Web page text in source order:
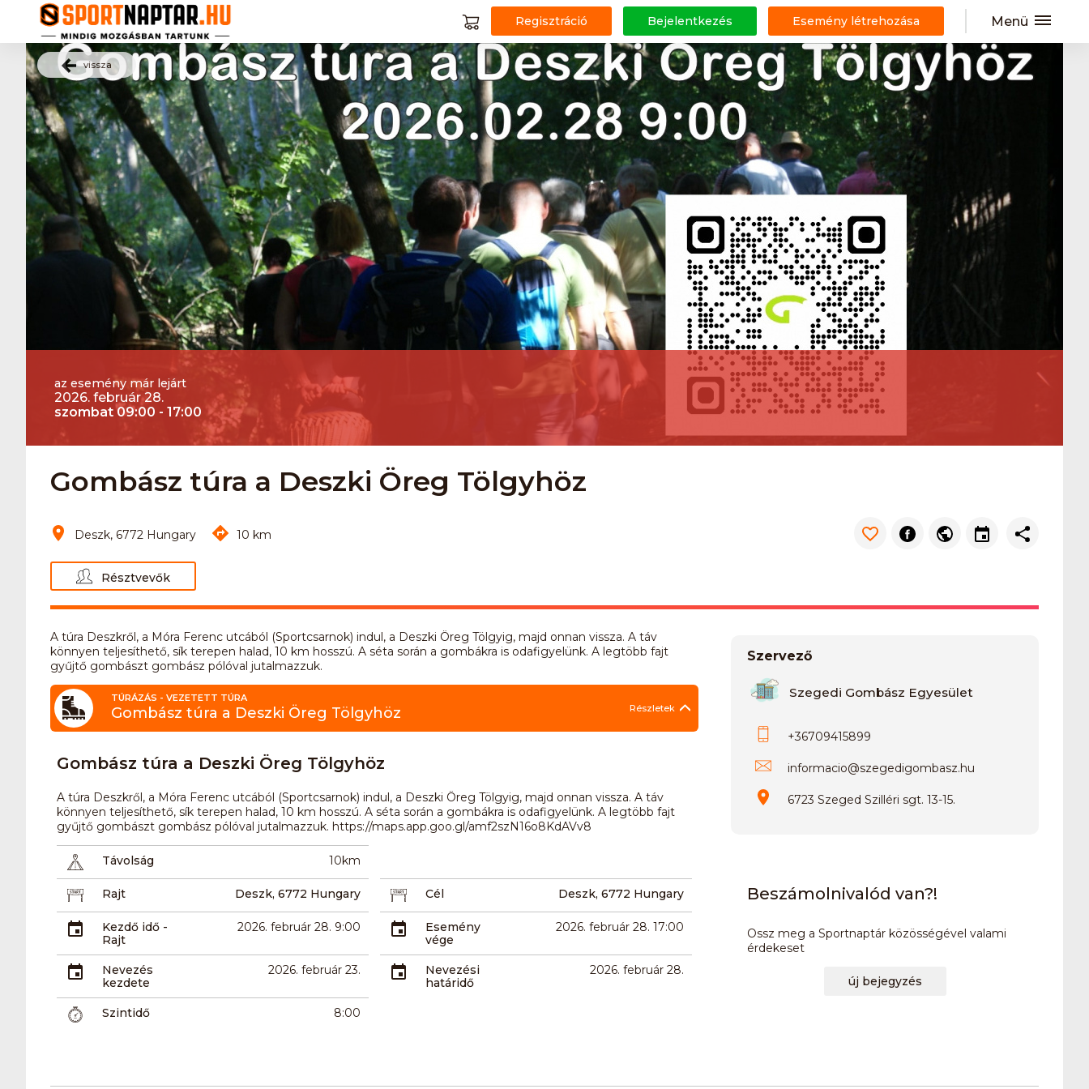
Regisztráció Bejelentkezés Esemény létrehozása Menü
vissza
az esemény már lejárt
2026. február 28.
szombat 09:00 - 17:00
Gombász túra a Deszki Öreg Tölgyhöz
Deszk, 6772 Hungary 10 km
Résztvevők
A túra Deszkről, a Móra Ferenc utcából (Sportcsarnok) indul, a Deszki Öreg Tölgyig, majd onnan vissza. A táv
könnyen teljesíthető, sík terepen halad, 10 km hosszú. A séta során a gombákra is odafigyelünk. A legtöbb fajt
gyűjtő gombászt gombász pólóval jutalmazzuk.
TÚRÁZÁS - VEZETETT TÚRA
Gombász túra a Deszki Öreg Tölgyhöz Részletek
Gombász túra a Deszki Öreg Tölgyhöz
A túra Deszkről, a Móra Ferenc utcából (Sportcsarnok) indul, a Deszki Öreg Tölgyig, majd onnan vissza. A táv
könnyen teljesíthető, sík terepen halad, 10 km hosszú. A séta során a gombákra is odafigyelünk. A legtöbb fajt
gyűjtő gombászt gombász pólóval jutalmazzuk. https://maps.app.goo.gl/amf2szN16o8KdAVv8
Távolság 10km
Rajt Deszk, 6772 Hungary Cél Deszk, 6772 Hungary
Kezdő idő -
Rajt
2026. február 28. 9:00
Esemény
vége
2026. február 28. 17:00
Nevezés
kezdete
2026. február 23.
Nevezési
határidő
2026. február 28.
Szintidő 8:00
Szervező
Szegedi Gombász Egyesület
+36709415899
informacio@szegedigombasz.hu
6723 Szeged Szilléri sgt. 13-15.
Beszámolnivalód van?!
Ossz meg a Sportnaptár közösségével valami
érdekeset
új bejegyzés